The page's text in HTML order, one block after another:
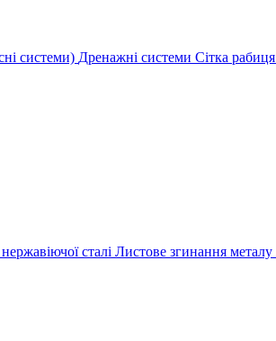
системи) Дренажні системи Сітка рабиця
сталі Листове згинання металу